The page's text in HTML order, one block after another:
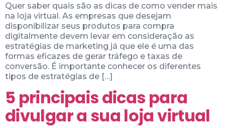
Quer saber quais são as dicas de como vender mais
na loja virtual. As empresas que desejam
disponibilizar seus produtos para compra
digitalmente devem levar em consideração as
estratégias de marketing já que ele é uma das
formas eficazes de gerar tráfego e taxas de
conversão. É importante conhecer os diferentes
tipos de estratégias de […]
5 principais dicas para
divulgar a sua loja virtual